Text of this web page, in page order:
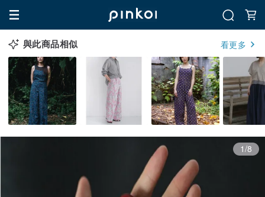
與此商品相似 看更多
1/8